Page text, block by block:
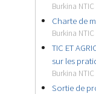
Burkina
Charte de
Burkina
TIC ET
sur les
Burkina
Sortie de